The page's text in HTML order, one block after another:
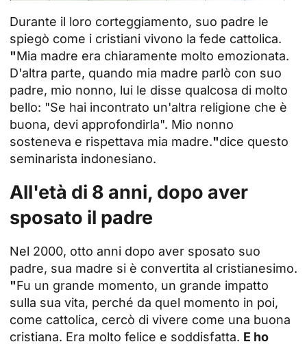
Durante il loro corteggiamento, suo padre le
spiegò come i cristiani vivono la fede cattolica.
"Mia madre era chiaramente molto emozionata.
D'altra parte, quando mia madre parlò con suo
padre, mio nonno, lui le disse qualcosa di molto
bello: "Se hai incontrato un'altra religione che è
buona, devi approfondirla". Mio nonno
sosteneva e rispettava mia madre."dice questo
seminarista indonesiano.
All'età di 8 anni, dopo aver
sposato il padre
Nel 2000, otto anni dopo aver sposato suo
padre, sua madre si è convertita al cristianesimo.
"Fu un grande momento, un grande impatto
sulla sua vita, perché da quel momento in poi,
come cattolica, cercò di vivere come una buona
cristiana. Era molto felice e soddisfatta. E ho